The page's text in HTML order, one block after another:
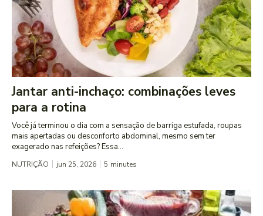
Jantar anti-inchaço: combinações leves
para a rotina
Você já terminou o dia com a sensação de barriga estufada, roupas
mais apertadas ou desconforto abdominal, mesmo sem ter
exagerado nas refeições? Essa...
NUTRIÇÃO jun 25, 2026 5 minutes